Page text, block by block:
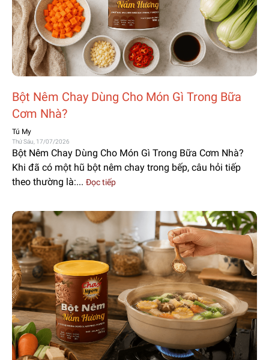
Bột Nêm Chay Dùng Cho Món Gì Trong Bữa
Cơm Nhà?
Tú My
Thứ Sáu, 17/07/2026
Bột Nêm Chay Dùng Cho Món Gì Trong Bữa Cơm Nhà?
Khi đã có một hũ bột nêm chay trong bếp, câu hỏi tiếp
theo thường là:... Đọc tiếp